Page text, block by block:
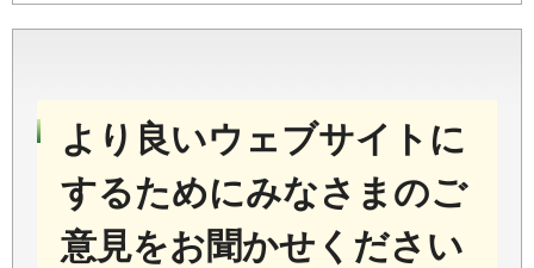
より良いウェブサイトに
するためにみなさまのご
意見をお聞かせください